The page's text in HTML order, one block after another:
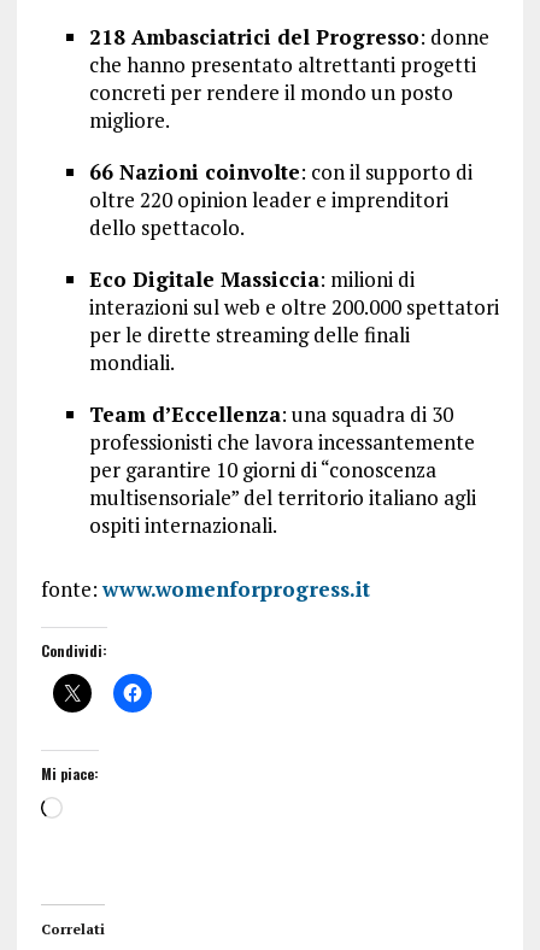
218 Ambasciatrici del Progresso: donne
che hanno presentato altrettanti progetti
concreti per rendere il mondo un posto
migliore.
66 Nazioni coinvolte: con il supporto di
oltre 220 opinion leader e imprenditori
dello spettacolo.
Eco Digitale Massiccia: milioni di
interazioni sul web e oltre 200.000 spettatori
per le dirette streaming delle finali
mondiali.
Team d’Eccellenza: una squadra di 30
professionisti che lavora incessantemente
per garantire 10 giorni di “conoscenza
multisensoriale” del territorio italiano agli
ospiti internazionali.
fonte:www.womenforprogress.it
Condividi:
Mi piace:
Correlati